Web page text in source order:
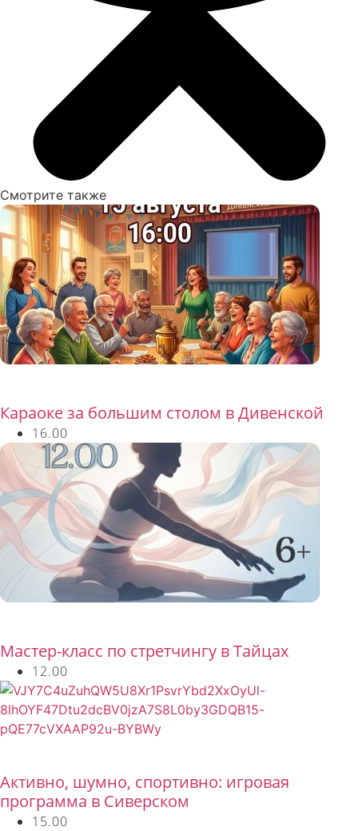
Смотрите также
Караоке за большим столом в Дивенской
16.00
Мастер-класс по стретчингу в Тайцах
12.00
Активно, шумно, спортивно: игровая
программа в Сиверском
15.00